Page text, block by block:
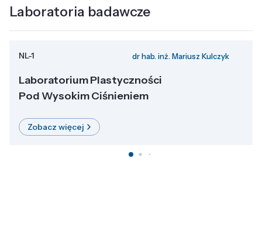
Laboratoria badawcze
NL-1 dr hab. inż. Mariusz Kulczyk
Laboratorium Plastyczności
Pod Wysokim Ciśnieniem
Zobacz więcej